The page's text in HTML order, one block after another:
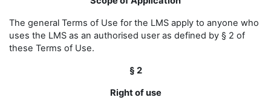
The general Terms of Use for the LMS apply to anyone who
uses the LMS as an authorised user as defined by § 2 of
these Terms of Use.
§ 2
Right of use